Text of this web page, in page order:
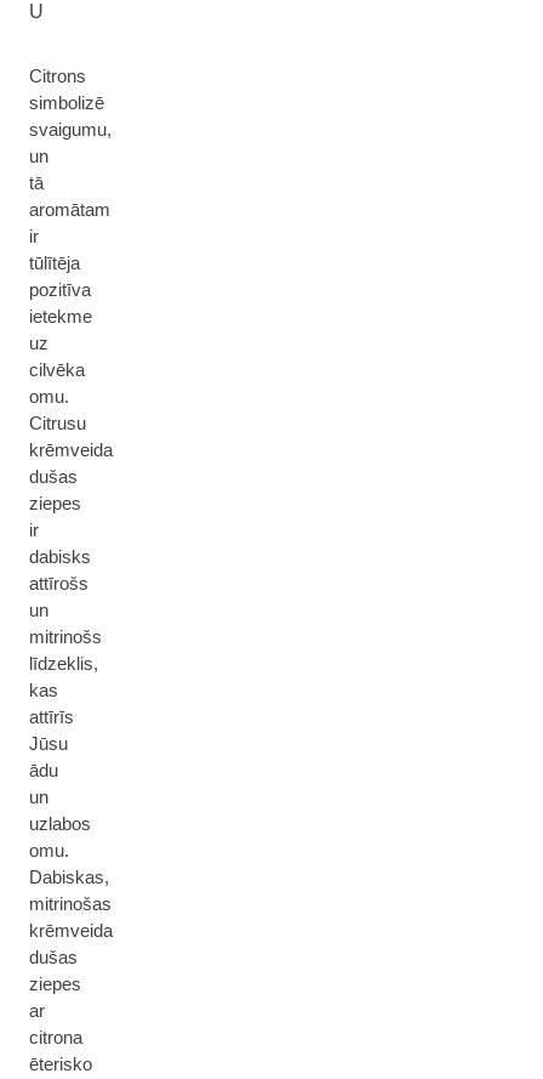
U
Citrons
simbolizē
svaigumu,
un
tā
aromātam
ir
tūlītēja
pozitīva
ietekme
uz
cilvēka
omu.
Citrusu
krēmveida
dušas
ziepes
ir
dabisks
attīrošs
un
mitrinošs
līdzeklis,
kas
attīrīs
Jūsu
ādu
un
uzlabos
omu.
Dabiskas,
mitrinošas
krēmveida
dušas
ziepes
ar
citrona
ēterisko